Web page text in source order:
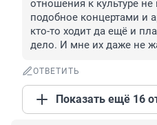
отношения к культуре
подобное концертами и
кто-то ходит да ещё и
дело. И мне их даже не
ОТВЕТИТЬ
Показать ещё 16